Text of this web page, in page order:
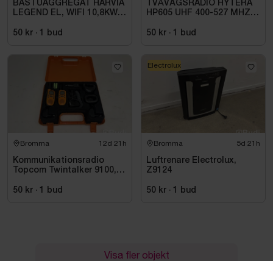
BASTUAGGREGAT HARVIA
LEGEND EL, WIFI 10,8KW
50 kr · 1 bud
TVÅVÄGSRADIO HYTERA
HP605 UHF 400-527 MHZ
50 kr · 1 bud
Bromma 12d 21h
Kommunikationsradio
Topcom Twintalker 9100, 2
50 kr · 1 bud
Bromma 5d 21h
Luftrenare Electrolux,
Z9124
50 kr · 1 bud
Electrolux
Visa fler objekt